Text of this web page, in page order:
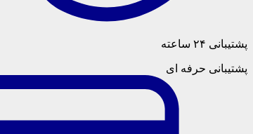
پشتیبانی ۲۴ ساعته
پشتیبانی حرفه ای